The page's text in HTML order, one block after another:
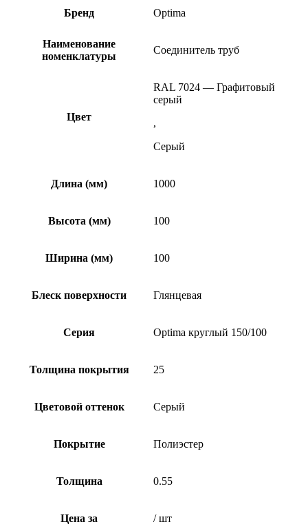
Бренд Optima
Наименование
номенклатуры
Соединитель труб
Цвет
RAL 7024 — Графитовый
серый
,
Серый
Длина (мм) 1000
Высота (мм) 100
Ширина (мм) 100
Блеск поверхности Глянцевая
Серия Optima круглый 150/100
Толщина покрытия 25
Цветовой оттенок Серый
Покрытие Полиэстер
Толщина 0.55
Цена за / шт